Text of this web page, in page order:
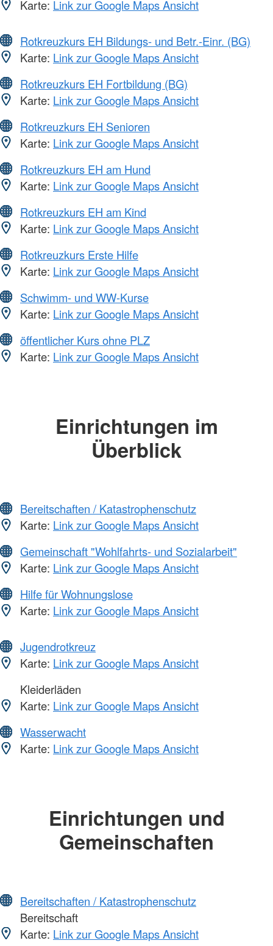
Karte: Link zur Google Maps Ansicht
Rotkreuzkurs EH Bildungs- und Betr.-Einr. (BG)
Karte: Link zur Google Maps Ansicht
Rotkreuzkurs EH Fortbildung (BG)
Karte: Link zur Google Maps Ansicht
Rotkreuzkurs EH Senioren
Karte: Link zur Google Maps Ansicht
Rotkreuzkurs EH am Hund
Karte: Link zur Google Maps Ansicht
Rotkreuzkurs EH am Kind
Karte: Link zur Google Maps Ansicht
Rotkreuzkurs Erste Hilfe
Karte: Link zur Google Maps Ansicht
Schwimm- und WW-Kurse
Karte: Link zur Google Maps Ansicht
öffentlicher Kurs ohne PLZ
Karte: Link zur Google Maps Ansicht
Einrichtungen im
Überblick
Bereitschaften / Katastrophenschutz
Karte: Link zur Google Maps Ansicht
Gemeinschaft "Wohlfahrts- und Sozialarbeit"
Karte: Link zur Google Maps Ansicht
Hilfe für Wohnungslose
Karte: Link zur Google Maps Ansicht
Jugendrotkreuz
Karte: Link zur Google Maps Ansicht
Kleiderläden
Karte: Link zur Google Maps Ansicht
Wasserwacht
Karte: Link zur Google Maps Ansicht
Einrichtungen und
Gemeinschaften
Bereitschaften / Katastrophenschutz
Bereitschaft
Karte: Link zur Google Maps Ansicht